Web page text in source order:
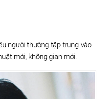
người thường tập trung vào
mới, không gian mới.